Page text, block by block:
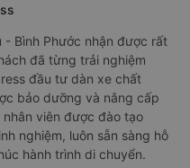
Bình Phước nhận được rất
đã từng trải nghiệm
đầu tư dàn xe chất
bảo dưỡng và nâng cấp
viên được đào tạo
nghiệm, luôn sẵn sàng hỗ
hành trình di chuyển.